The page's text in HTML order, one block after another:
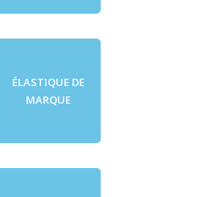
ÉLASTIQUE DE
MARQUE